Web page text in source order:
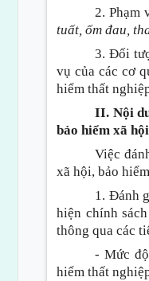
2. Phạm
tuất, ốm đau,
3. Đối
vụ của các cơ
hiểm thất
II. Nội
bảo hiểm xã
Việc
xã hội, bảo
1. Đánh
hiện chính
thông qua các
- Mức
hiểm thất